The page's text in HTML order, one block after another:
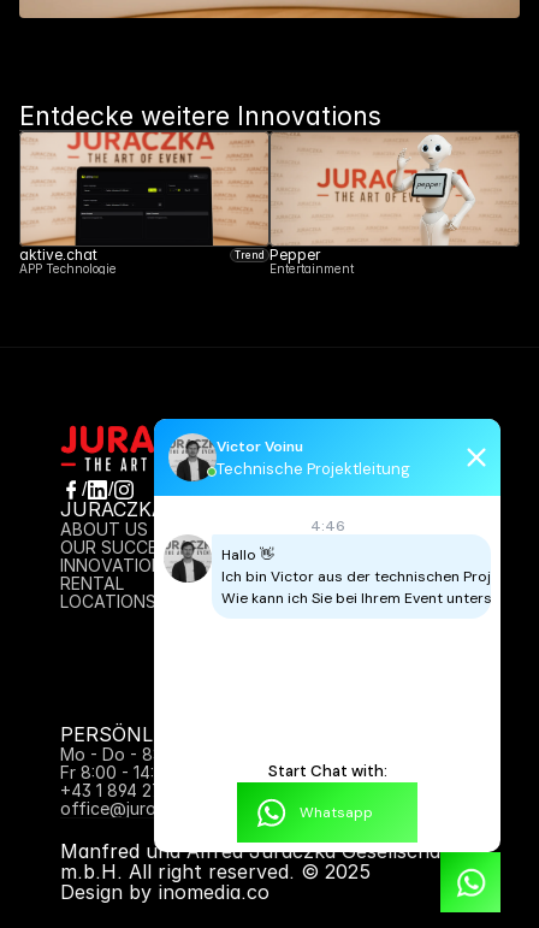
Entdecke weitere Innovations
aktive.chat Trend
APP Technologie
Pepper
Entertainment
/ /
JURACZKA
ABOUT US
OUR SUCCESS
INNOVATION
RENTAL
LOCATIONS
IMPRESSUM
DATENSCHUTZ
CONTACT
PERSÖNLICH FÜR SIE DA:
Mo - Do - 8:00 - 17:00 Uhr
Fr 8:00 - 14:00
+43 1 894 27 61
office@juraczka.at
Manfred und Alfred Juraczka Gesellschaft
m.b.H. All right reserved. © 2025
Design by inomedia.co
Victor Voinu
Technische Projektleitung
4:46
Hallo 👋
Ich bin Victor aus der technischen
Wie kann ich Sie bei Ihrem Event
Start Chat with:
Whatsapp